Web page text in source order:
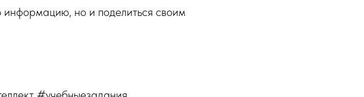
информацию, но и поделиться своим